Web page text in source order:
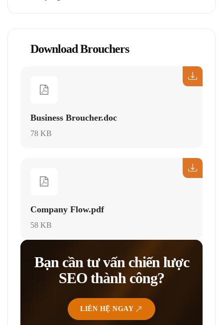
Download Brouchers
Business Broucher.doc
78 KB
Company Flow.pdf
58 KB
Bạn cần tư vấn chiến lược
SEO thành công?
LIÊN HỆ NGAY